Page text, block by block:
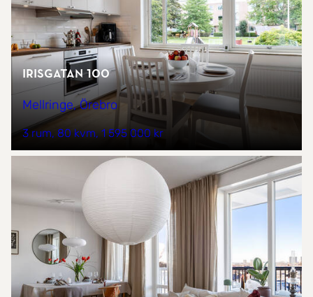
Irisgatan 100
Mellringe, Örebro
3 rum 80 kvm 1 595 000 kr